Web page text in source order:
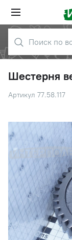
Шестерня
Артикул 77.58.117